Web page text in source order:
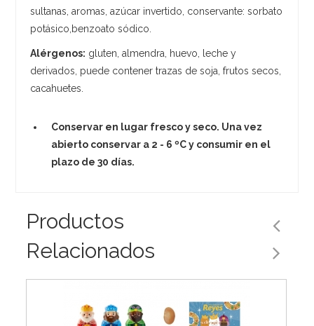
sultanas, aromas, azúcar invertido, conservante: sorbato
potásico,benzoato sódico.
Alérgenos: gluten, almendra, huevo, leche y
derivados, puede contener trazas de soja, frutos secos,
cacahuetes.
Conservar en lugar fresco y seco. Una vez
abierto conservar a 2 - 6 ºC y consumir en el
plazo de 30 días.
Productos
Relacionados